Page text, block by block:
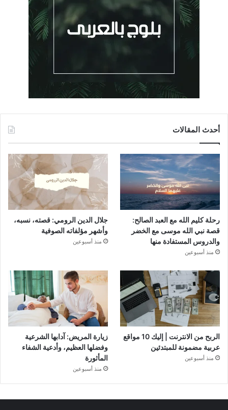
أحدث المقالات
رحلة كليم الله مع العبد الصالح:
قصة نبي الله موسى مع الخضر
والدروس المستفادة منها
منذ أسبوعين
جلال الدين الرومي: قصته، نسبه،
وأشهر مؤلفاته الصوفية
منذ أسبوعين
الربح من الانترنت | إليك 10 مواقع
عربية مضمونة للمبتدئين
منذ أسبوعين
زيارة المريض: آدابها الشرعية
وفضلها العظيم، وأدعية الشفاء
المأثورة
منذ أسبوعين